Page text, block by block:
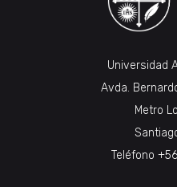
Universidad
Avda.
Metro
Teléfono